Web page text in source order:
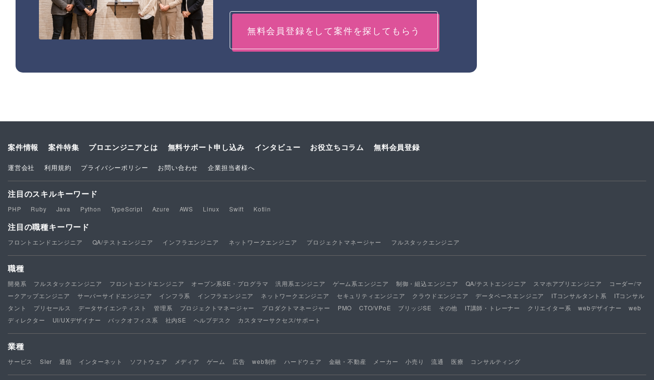
無料会員登録をして案件を探してもらう
案件情報 案件特集 プロエンジニアとは 無料サポート申し込み インタビュー お役立ちコラム 無料会員登録
運営会社 利用規約 プライバシーポリシー お問い合わせ 企業担当者様へ
注目のスキルキーワード
PHP Ruby Java Python TypeScript Azure AWS Linux Swift Kotlin
注目の職種キーワード
フロントエンドエンジニア QA/テストエンジニア インフラエンジニア ネットワークエンジニア プロジェクトマネージャー フルスタックエンジニア
職種
開発系 フルスタックエンジニア フロントエンドエンジニア オープン系SE・プログラマ 汎用系エンジニア ゲーム系エンジニア 制御・組込エンジニア QA/テストエンジニア スマホアプリエンジニア
コーダー/マ
ークアップエンジニア
サーバーサイドエンジニア インフラ系 インフラエンジニア ネットワークエンジニア セキュリティエンジニア クラウドエンジニア データベースエンジニア ITコンサルタント系
ITコンサル
タント
プリセールス データサイエンティスト 管理系 プロジェクトマネージャー プロダクトマネージャー PMO CTO/VPoE ブリッジSE その他 IT講師・トレーナー クリエイター系 webデザイナー
web
ディレクター
UI/UXデザイナー バックオフィス系 社内SE ヘルプデスク カスタマーサクセス/サポート
業種
サービス SIer 通信 インターネット ソフトウェア メディア ゲーム 広告 web制作 ハードウェア 金融・不動産 メーカー 小売り 流通 医療 コンサルティング